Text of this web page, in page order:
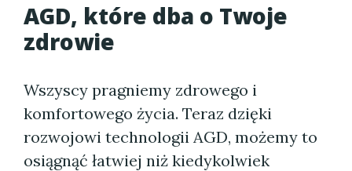
AGD, które dba o Twoje
zdrowie
Wszyscy pragniemy zdrowego i
komfortowego życia. Teraz dzięki
rozwojowi technologii AGD, możemy to
osiągnąć łatwiej niż kiedykolwiek